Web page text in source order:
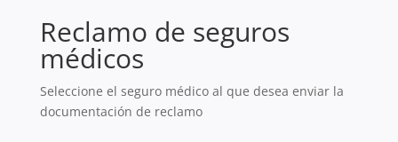
Reclamo de seguros
médicos
Seleccione el seguro médico al que desea enviar la
documentación de reclamo